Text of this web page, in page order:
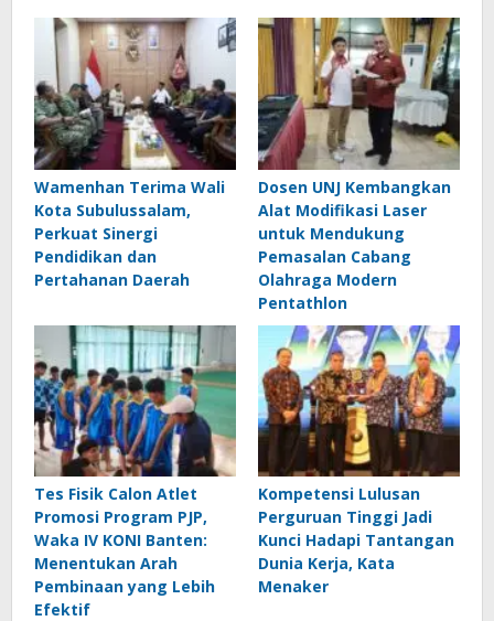
Wamenhan Terima Wali
Kota Subulussalam,
Perkuat Sinergi
Pendidikan dan
Pertahanan Daerah
Dosen UNJ Kembangkan
Alat Modifikasi Laser
untuk Mendukung
Pemasalan Cabang
Olahraga Modern
Pentathlon
Tes Fisik Calon Atlet
Promosi Program PJP,
Waka IV KONI Banten:
Menentukan Arah
Pembinaan yang Lebih
Efektif
Kompetensi Lulusan
Perguruan Tinggi Jadi
Kunci Hadapi Tantangan
Dunia Kerja, Kata
Menaker